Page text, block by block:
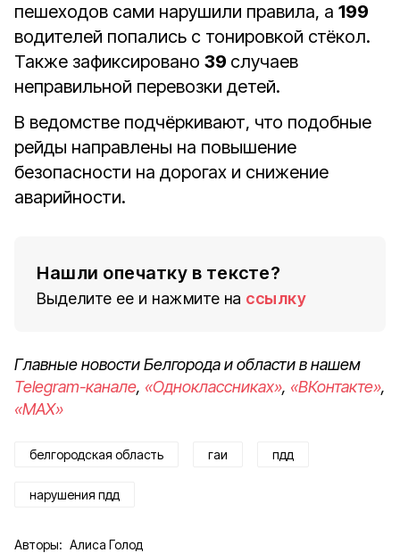
пешеходов сами нарушили правила, а 199
водителей попались с тонировкой стёкол.
Также зафиксировано 39 случаев
неправильной перевозки детей.
В ведомстве подчёркивают, что подобные
рейды направлены на повышение
безопасности на дорогах и снижение
аварийности.
Нашли опечатку в тексте?
Выделите ее и нажмите на ссылку
Главные новости Белгорода и области в нашем
Telegram-канале, «Одноклассниках», «ВКонтакте»,
«MAX»
белгородская область гаи пдд
нарушения пдд
Авторы: Алиса Голод